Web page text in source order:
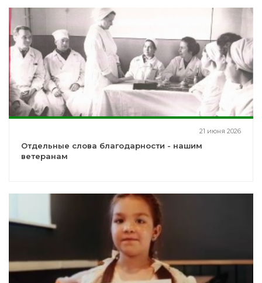
21 июня 2026
Отдельные слова благодарности - нашим
ветеранам